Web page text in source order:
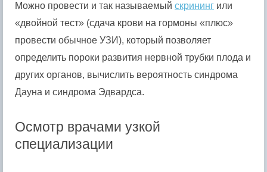
Можно провести и так называемый скрининг или
«двойной тест» (сдача крови на гормоны «плюс»
провести обычное УЗИ), который позволяет
определить пороки развития нервной трубки плода и
других органов, вычислить вероятность синдрома
Дауна и синдрома Эдвардса.
Осмотр врачами узкой
специализации